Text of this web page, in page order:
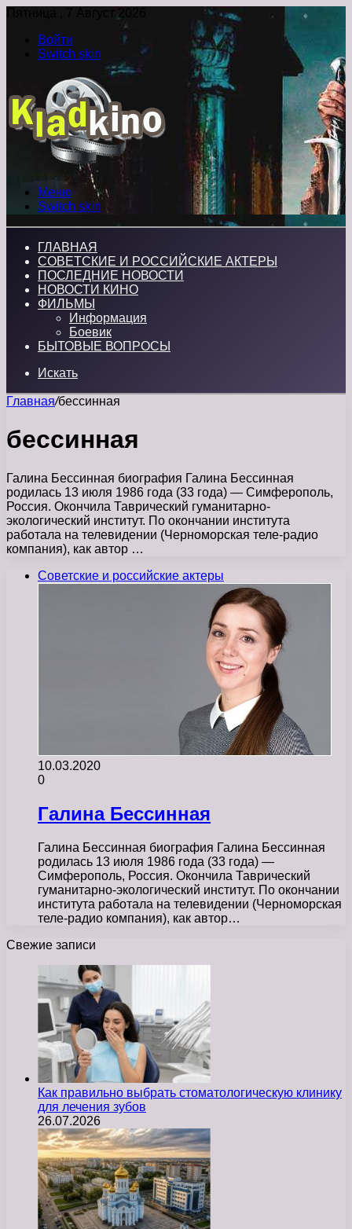
Пятница , 7 Август 2026
Войти
Switch skin
Меню
Switch skin
ГЛАВНАЯ
СОВЕТСКИЕ И РОССИЙСКИЕ АКТЕРЫ
ПОСЛЕДНИЕ НОВОСТИ
НОВОСТИ КИНО
ФИЛЬМЫ
Информация
Боевик
БЫТОВЫЕ ВОПРОСЫ
Искать
Главная/бессинная
бессинная
Галина Бессинная биография Галина Бессинная
родилась 13 июля 1986 года (33 года) — Симферополь,
Россия. Окончила Таврический гуманитарно-
экологический институт. По окончании института
работала на телевидении (Черноморская теле-радио
компания), как автор …
Советские и российские актеры
10.03.2020
0
Галина Бессинная
Галина Бессинная биография Галина Бессинная
родилась 13 июля 1986 года (33 года) —
Симферополь, Россия. Окончила Таврический
гуманитарно-экологический институт. По окончании
института работала на телевидении (Черноморская
теле-радио компания), как автор…
Свежие записи
Как правильно выбрать стоматологическую клинику
для лечения зубов
26.07.2026